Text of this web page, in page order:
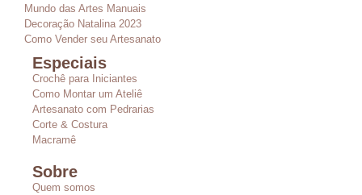
Mundo das Artes Manuais
Decoração Natalina 2023
Como Vender seu Artesanato
Especiais
Crochê para Iniciantes
Como Montar um Ateliê
Artesanato com Pedrarias
Corte & Costura
Macramê
Sobre
Quem somos